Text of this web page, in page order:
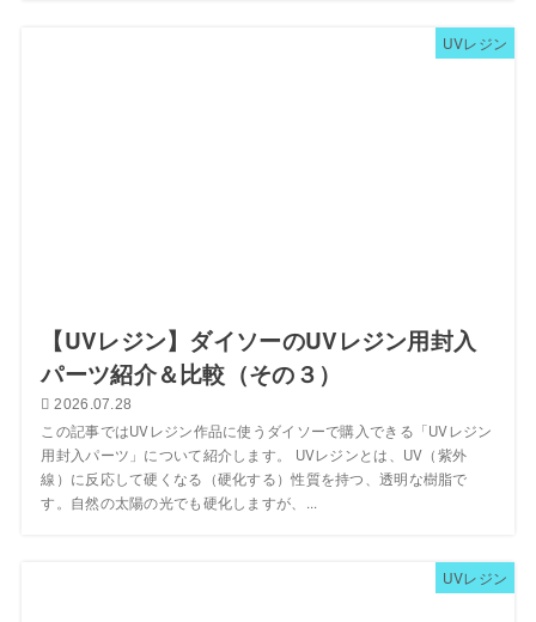
UVレジン
【UVレジン】ダイソーのUVレジン用封入
パーツ紹介＆比較（その３）
2026.07.28
この記事ではUVレジン作品に使うダイソーで購入できる「UVレジン
用封入パーツ」について紹介します。 UVレジンとは、UV（紫外
線）に反応して硬くなる（硬化する）性質を持つ、透明な樹脂で
す。自然の太陽の光でも硬化しますが、...
UVレジン